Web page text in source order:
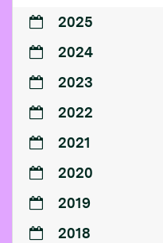
2025
2024
2023
2022
2021
2020
2019
2018